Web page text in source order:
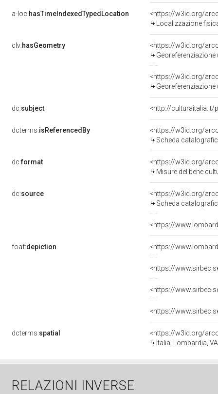
a-loc:hasTimeIndexedTypedLocation
<https://w3id.org/
Localizzazione
clv:hasGeometry
<https://w3id.org/
Georeferenziazione
<https://w3id.org/
Georeferenziazione
dc:subject <http://culturaitalia.it/
dcterms:isReferencedBy
<https://w3id.org/
Scheda
dc:format
<https://w3id.org/
Misure del bene
dc:source
<https://w3id.org/
Scheda
<https://
foaf:depiction
dcterms:spatial
<https://w3id.org/
Italia, Lombardia,
RELAZIONI INVERSE